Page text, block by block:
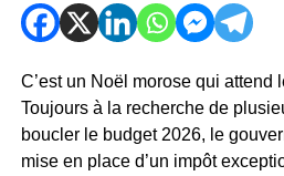
C’est un Noël morose qui attend
Toujours à la recherche de
boucler le budget 2026, le
mise en place d’un impôt